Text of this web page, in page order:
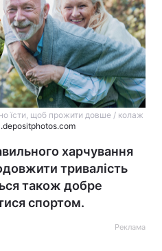
їсти, щоб прожити довше / колаж
харчування
тривалість
також добре
спортом.
Реклама